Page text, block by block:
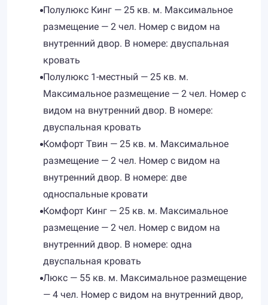
Полулюкс Кинг — 25 кв. м. Максимальное
размещение — 2 чел. Номер с видом на
внутренний двор. В номере: двуспальная
кровать
Полулюкс 1-местный — 25 кв. м.
Максимальное размещение — 2 чел. Номер с
видом на внутренний двор. В номере:
двуспальная кровать
Комфорт Твин — 25 кв. м. Максимальное
размещение — 2 чел. Номер с видом на
внутренний двор. В номере: две
односпальные кровати
Комфорт Кинг — 25 кв. м. Максимальное
размещение — 2 чел. Номер с видом на
внутренний двор. В номере: одна
двуспальная кровать
Люкс — 55 кв. м. Максимальное размещение
— 4 чел. Номер с видом на внутренний двор,